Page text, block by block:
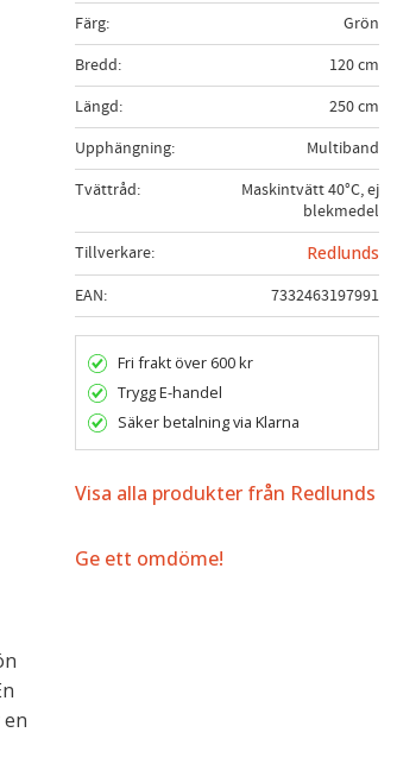
Färg
Grön
Bredd
120 cm
Längd
250 cm
Upphängning
Multiband
Tvättråd
Maskintvätt 40°C, ej
blekmedel
Tillverkare
Redlunds
EAN
7332463197991
Fri frakt över 600 kr
Trygg E-handel
Säker betalning via Klarna
Visa alla produkter från Redlunds
Ge ett omdöme!